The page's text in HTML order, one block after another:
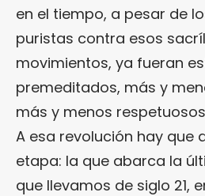
en el tiempo, a pesar de
puristas contra esos
movimientos, ya fueran
premeditados, más y
más y menos
A esa revolución hay que
etapa: la que abarca la
que llevamos de siglo 21,